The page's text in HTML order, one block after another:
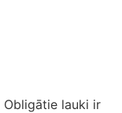
Obligātie lauki ir